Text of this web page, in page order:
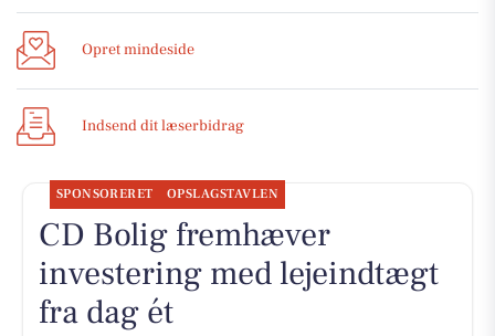
Opret mindeside
Indsend dit læserbidrag
SPONSORERET OPSLAGSTAVLEN
CD Bolig fremhæver
investering med lejeindtægt
fra dag ét